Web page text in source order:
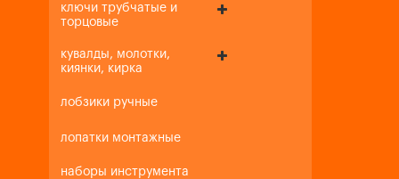
ключи трубчатые и
торцовые
кувалды, молотки,
киянки, кирка
лобзики ручные
лопатки монтажные
наборы инструмента